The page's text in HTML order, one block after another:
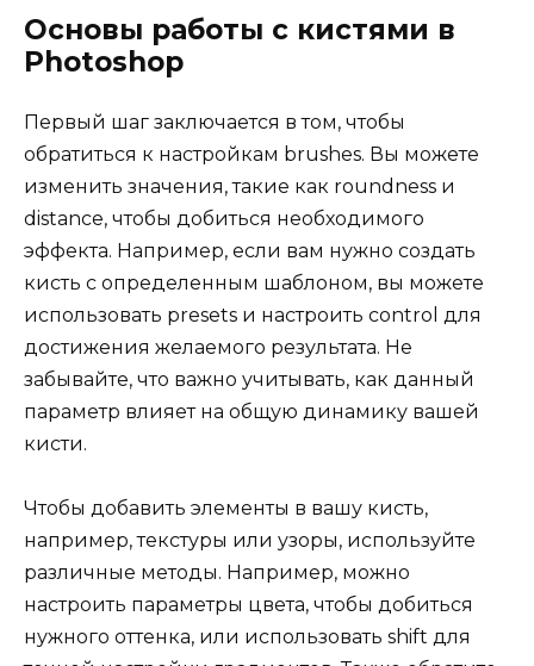
Основы работы с кистями в
Photoshop
Первый шаг заключается в том, чтобы
обратиться к настройкам brushes. Вы можете
изменить значения, такие как roundness и
distance, чтобы добиться необходимого
эффекта. Например, если вам нужно создать
кисть с определенным шаблоном, вы можете
использовать presets и настроить control для
достижения желаемого результата. Не
забывайте, что важно учитывать, как данный
параметр влияет на общую динамику вашей
кисти.
Чтобы добавить элементы в вашу кисть,
например, текстуры или узоры, используйте
различные методы. Например, можно
настроить параметры цвета, чтобы добиться
нужного оттенка, или использовать shift для